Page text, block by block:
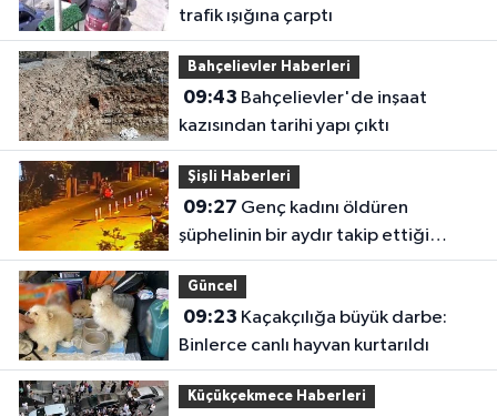
trafik ışığına çarptı
Bahçelievler Haberleri
09:43
kazısından tarihi yapı çıktı
Şişli Haberleri
09:27
şüphelinin bir aydır takip ettiği
belirlendi
Güncel
09:23
Binlerce canlı hayvan kurtarıldı
Küçükçekmece Haberleri